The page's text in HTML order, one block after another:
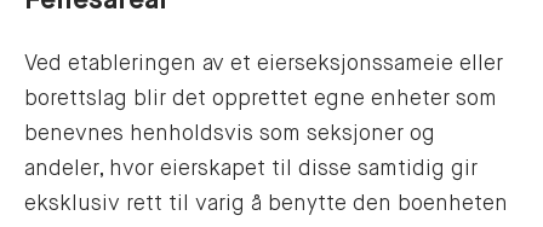
Ved etableringen av et eierseksjonssameie eller
borettslag blir det opprettet egne enheter som
benevnes henholdsvis som seksjoner og
andeler, hvor eierskapet til disse samtidig gir
eksklusiv rett til varig å benytte den boenheten